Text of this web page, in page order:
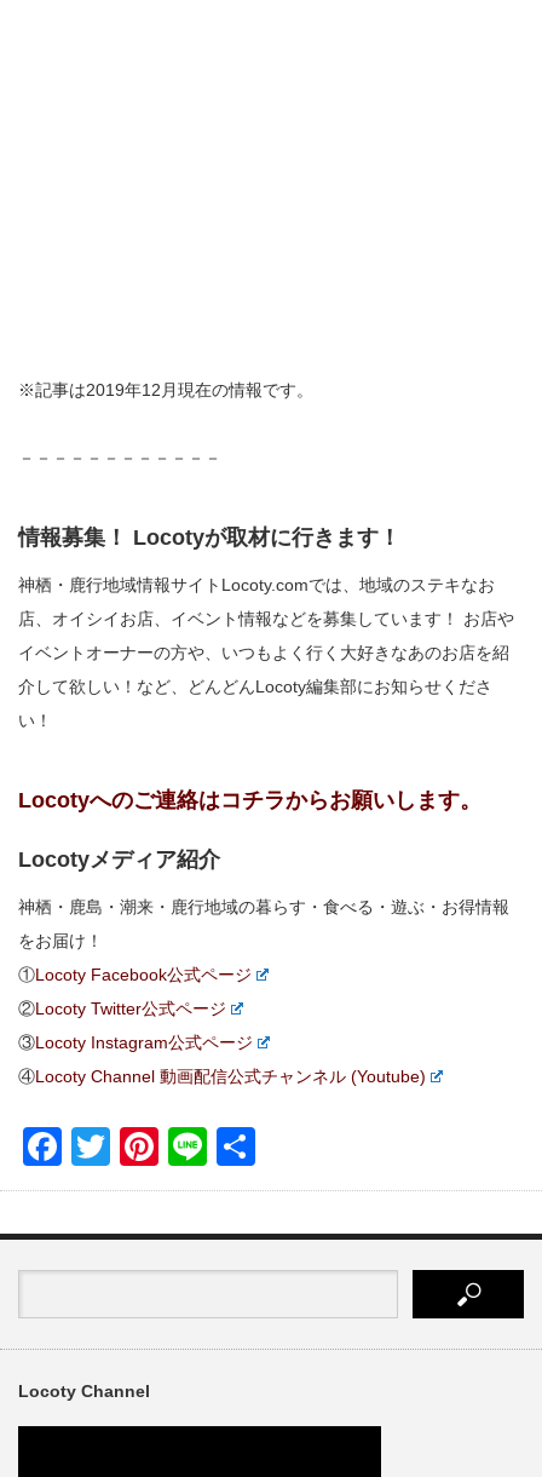
※記事は2019年12月現在の情報です。
－－－－－－－－－－－－
情報募集！ Locotyが取材に行きます！
神栖・鹿行地域情報サイトLocoty.comでは、地域のステキなお
店、オイシイお店、イベント情報などを募集しています！ お店や
イベントオーナーの方や、いつもよく行く大好きなあのお店を紹
介して欲しい！など、どんどんLocoty編集部にお知らせくださ
い！
Locotyへのご連絡はコチラからお願いします。
Locotyメディア紹介
神栖・鹿島・潮来・鹿行地域の暮らす・食べる・遊ぶ・お得情報
をお届け！
①Locoty Facebook公式ページ
②Locoty Twitter公式ページ
③Locoty Instagram公式ページ
④Locoty Channel 動画配信公式チャンネル (Youtube)
Facebook
TwitterPinterest
Line
有
Locoty Channel